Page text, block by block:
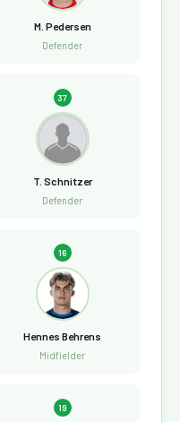
M. Pedersen
Defender
37
T. Schnitzer
Defender
16
Hennes Behrens
Midfielder
19